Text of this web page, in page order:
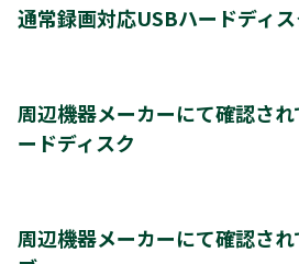
クリックすると別ウインドウが開きます。
通常録画対応USBハードディ
登録台数*1
周辺機器メーカーにて確認さ
ードディスク
クリックすると別ウインドウが開きます。
周辺機器メーカーにて確認さ